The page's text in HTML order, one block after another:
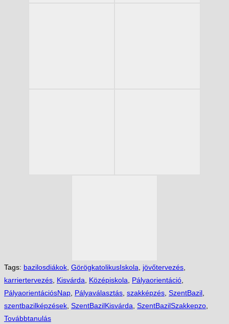
Tags: bazilosdiákok GörögkatolikusIskola jövőtervezés
karriertervezés Kisvárda Középiskola Pályaorientáció
PályaorientációsNap Pályaválasztás szakképzés SzentBazil
szentbazilképzések SzentBazilKisvárda SzentBazilSzakkepzo
Továbbtanulás